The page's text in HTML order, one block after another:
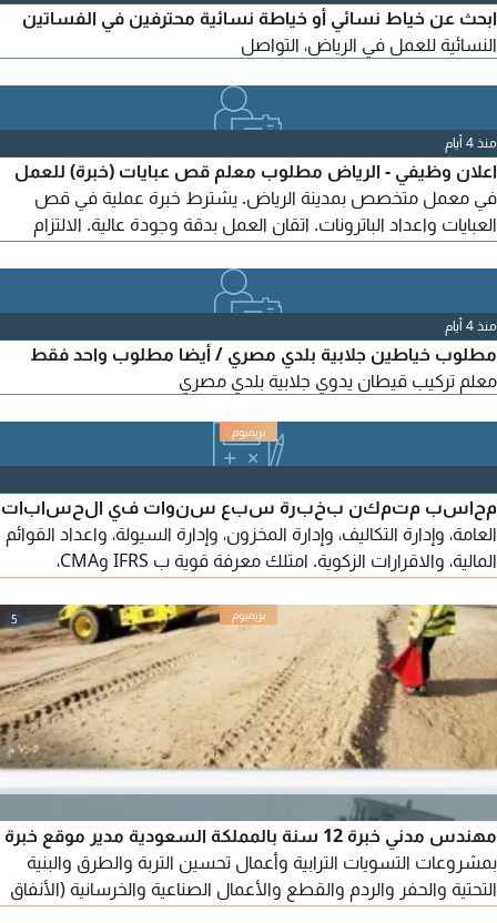
ابحث عن خياط نسائي أو خياطة نسائية محترفين في الفساتين
النسائية للعمل في الرياض، التواصل
منذ 4 أيام
اعلان وظيفي - الرياض مطلوب معلم قص عبايات (خبرة) للعمل
في معمل متخصص بمدينة الرياض. يشترط خبرة عملية في قص
العبايات واعداد الباترونات. اتقان العمل بدقة وجودة عالية. الالتزام
منذ 4 أيام
مطلوب خياطين جلابية بلدي مصري / أيضا مطلوب واحد فقط
معلم تركيب قيطان يدوي جلابية بلدي مصري
محاسب متمكن بخبرة سبع سنوات في الحسابات
العامة، وإدارة التكاليف، وإدارة المخزون، وإدارة السيولة، واعداد القوائم
المالية، والاقرارات الزكوية. امتلك معرفة قوية ب IFRS وCMA،
مهارات قوية في التحليل المالي واعداد مؤشرات الأداء (KPIs) أجيد
استخدام Power BI وMicrosoft Office وأنظمة ERP، واجادة اللغة
الانجليزية، ومتمكن من تطبيق أنظمة Internal Controls وتحسين
الكفاءة التشغيلية. جاهز للنقل
5
مهندس مدني خبرة 12 سنة بالمملكة السعودية مدير موقع خبرة
بمشروعات التسويات الترابية وأعمال تحسين التربة والطرق والبنية
التحتية والحفر والردم والقطع والأعمال الصناعية والخرسانية (الأنفاق
والكباري والبرابخ) وخوط أنابيب الغاز وخطوط المواسير والدمك